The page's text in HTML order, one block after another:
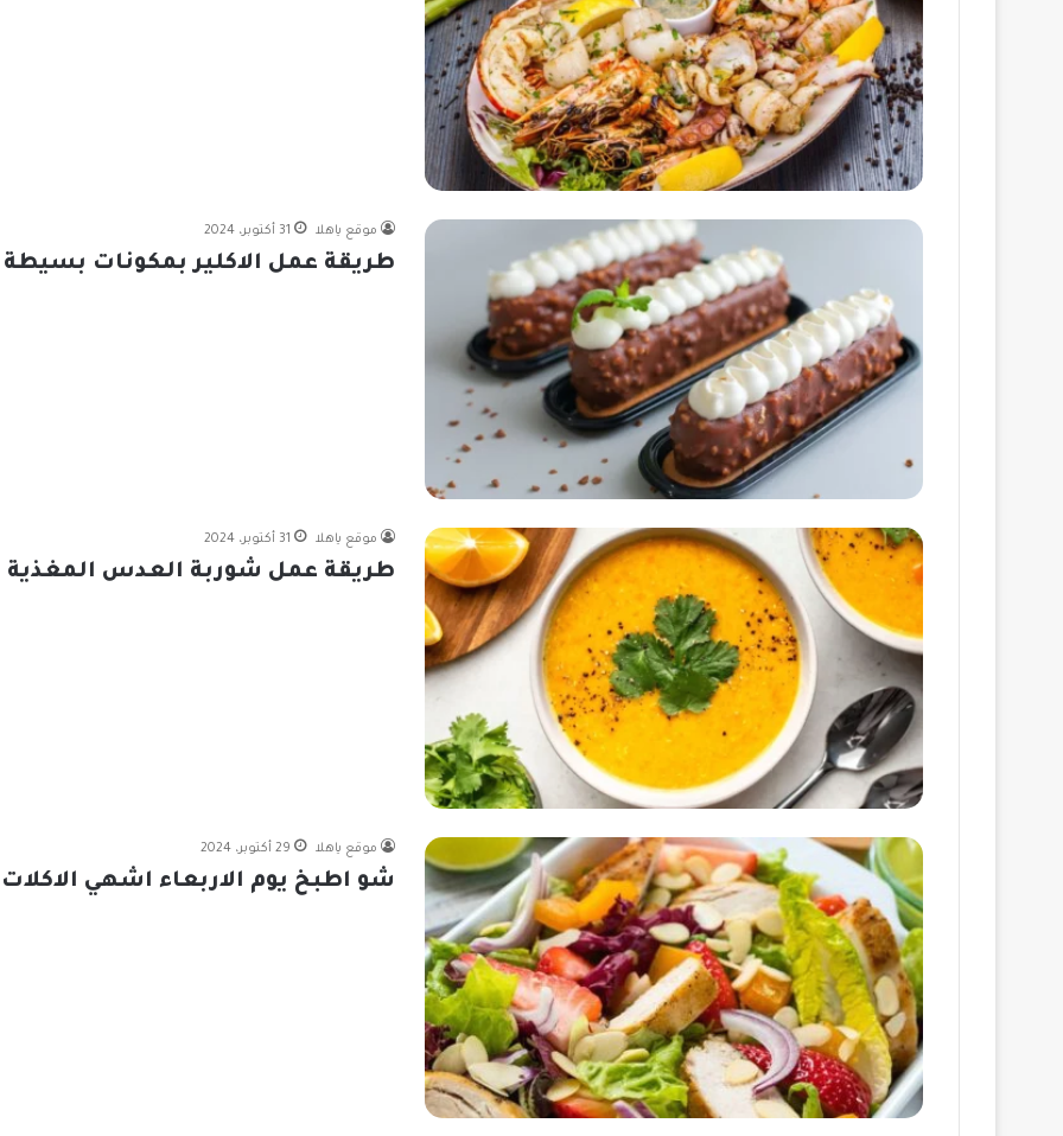
موقع ياهلا 31 أكتوبر، 2024
طريقة عمل الاكلير بمكونات بسيطة
موقع ياهلا 31 أكتوبر، 2024
طريقة عمل شوربة العدس المغذية
موقع ياهلا 29 أكتوبر، 2024
شو اطبخ يوم الاربعاء اشهي الاكلات